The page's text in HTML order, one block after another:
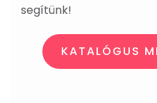
segítünk!
KATALÓGUS